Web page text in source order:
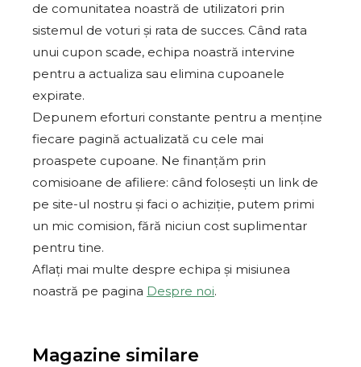
de comunitatea noastră de utilizatori prin
sistemul de voturi și rata de succes. Când rata
unui cupon scade, echipa noastră intervine
pentru a actualiza sau elimina cupoanele
expirate.
Depunem eforturi constante pentru a menține
fiecare pagină actualizată cu cele mai
proaspete cupoane. Ne finanțăm prin
comisioane de afiliere: când folosești un link de
pe site-ul nostru și faci o achiziție, putem primi
un mic comision, fără niciun cost suplimentar
pentru tine.
Aflați mai multe despre echipa și misiunea
noastră pe pagina Despre noi.
Magazine similare